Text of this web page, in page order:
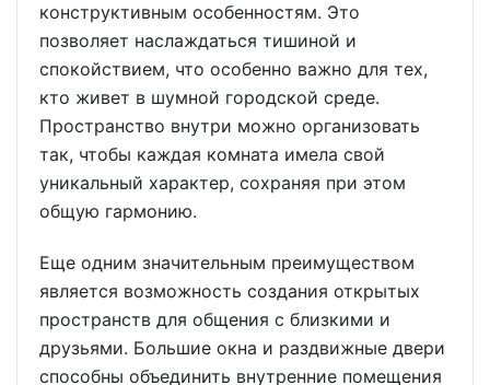
конструктивным особенностям. Это
позволяет наслаждаться тишиной и
спокойствием, что особенно важно для тех,
кто живет в шумной городской среде.
Пространство внутри можно организовать
так, чтобы каждая комната имела свой
уникальный характер, сохраняя при этом
общую гармонию.
Еще одним значительным преимуществом
является возможность создания открытых
пространств для общения с близкими и
друзьями. Большие окна и раздвижные двери
способны объединить внутренние помещения